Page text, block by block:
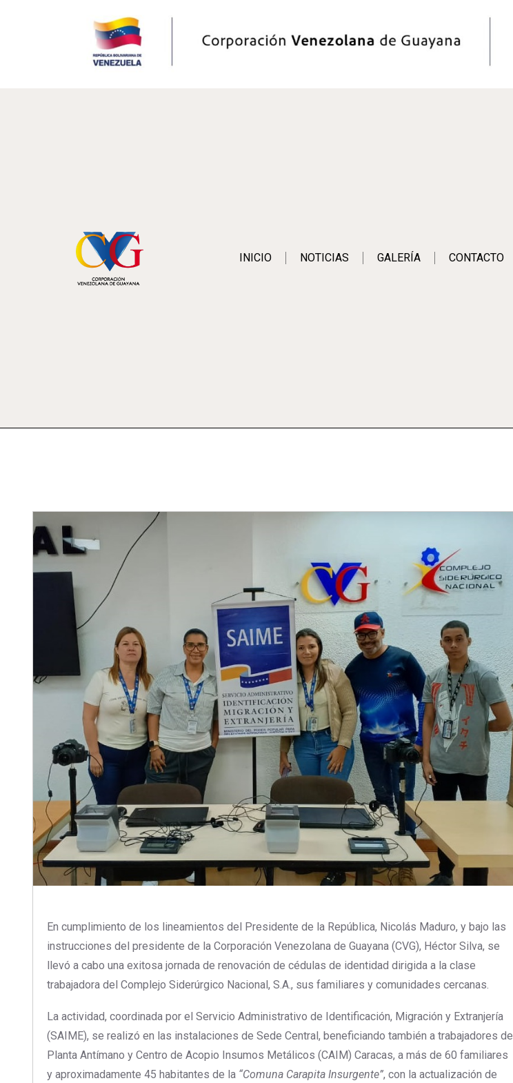
INICIO NOTICIAS GALERÍA CONTACTO
En cumplimiento de los lineamientos del Presidente de la República, Nicolás Maduro, y bajo las
instrucciones del presidente de la Corporación Venezolana de Guayana (CVG), Héctor Silva, se
llevó a cabo una exitosa jornada de renovación de cédulas de identidad dirigida a la clase
trabajadora del Complejo Siderúrgico Nacional, S.A., sus familiares y comunidades cercanas.
La actividad, coordinada por el Servicio Administrativo de Identificación, Migración y Extranjería
(SAIME), se realizó en las instalaciones de Sede Central, beneficiando también a trabajadores de
Planta Antímano y Centro de Acopio Insumos Metálicos (CAIM) Caracas, a más de 60 familiares
y aproximadamente 45 habitantes de la “Comuna Carapita Insurgente”, con la actualización de